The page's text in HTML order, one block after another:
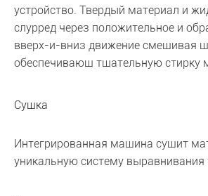
устройство. Твердый материал и
слурред через положительное и
вверх-и-вниз движение смешивая
обеспечивающ тщательную стирку
Сушка
Интегрированная машина сушит
уникальную систему выравнивания